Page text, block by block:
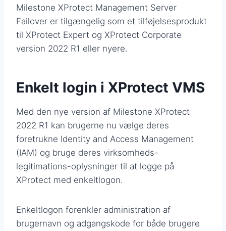
Milestone XProtect Management Server
Failover er tilgængelig som et tilføjelsesprodukt
til XProtect Expert og XProtect Corporate
version 2022 R1 eller nyere.
Enkelt login i XProtect VMS
Med den nye version af Milestone XProtect
2022 R1 kan brugerne nu vælge deres
foretrukne Identity and Access Management
(IAM) og bruge deres virksomheds-
legitimations-oplysninger til at logge på
XProtect med enkeltlogon.
Enkeltlogon forenkler administration af
brugernavn og adgangskode for både brugere